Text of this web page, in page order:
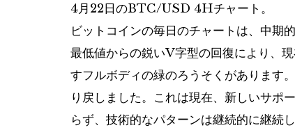
4月22日のBTC/USD 4Hチャート。
ビットコインの毎日のチャートは、中期
最低値からの鋭いV字型の回復により、
すフルボディの緑のろうそくがありま
り戻しました。これは現在、新しいサポ
らず、技術的なパターンは継続的に継続